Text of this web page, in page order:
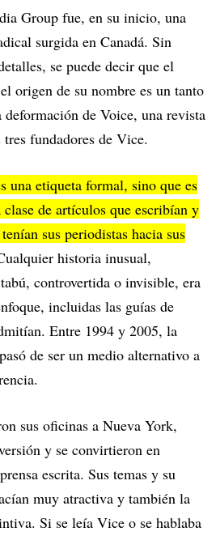
Group fue, en su inicio, una
surgida en Canadá. Sin
se puede decir que el
origen de su nombre es un tanto
de Voice, una revista
fundadores de Vice.
una etiqueta formal, sino que es
de artículos que escribían y
sus periodistas hacia sus
historia inusual,
controvertida o invisible, era
incluidas las guías de
Entre 1994 y 2005, la
de ser un medio alternativo a
sus oficinas a Nueva York,
y se convirtieron en
escrita. Sus temas y su
muy atractiva y también la
Si se leía Vice o se hablaba